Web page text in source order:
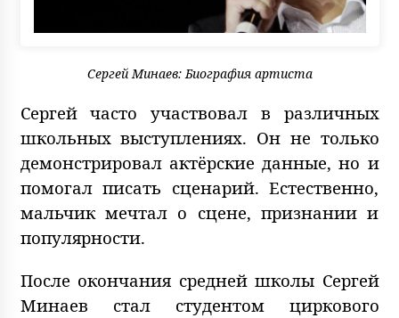
Сергей Минаев: Биография артиста
Сергей часто участвовал в различных
школьных выступлениях. Он не только
демонстрировал актёрские данные, но и
помогал писать сценарий. Естественно,
мальчик мечтал о сцене, признании и
популярности.
После окончания средней школы Сергей
Минаев стал студентом циркового